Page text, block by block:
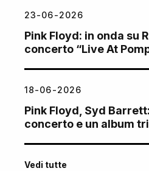
23-06-2026
Pink Floyd: in onda su
concerto “Live At
18-06-2026
Pink Floyd, Syd
concerto e un album
Vedi tutte